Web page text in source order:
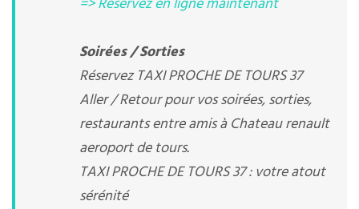
Soirées / Sorties
Réservez TAXI PROCHE DE TOURS 37
Aller / Retour pour vos soirées, sorties,
restaurants entre amis à Chateau renault
aeroport de tours.
TAXI PROCHE DE TOURS 37 : votre atout
sérénité